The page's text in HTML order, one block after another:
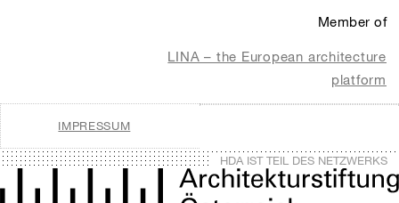
Member of
LINA – the European architecture
platform
IMPRESSUM
HDA IST TEIL DES NETZWERKS